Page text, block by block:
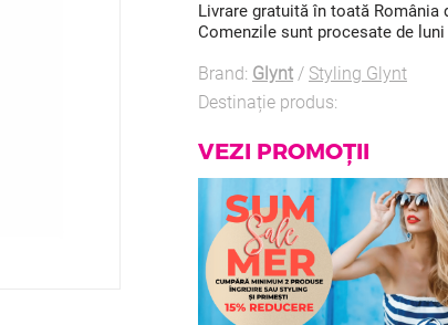
Livrare gratuită în toată România
Comenzile sunt procesate de
Brand: Glynt / Styling Glynt
Destinație produs:
VEZI PROMOȚII